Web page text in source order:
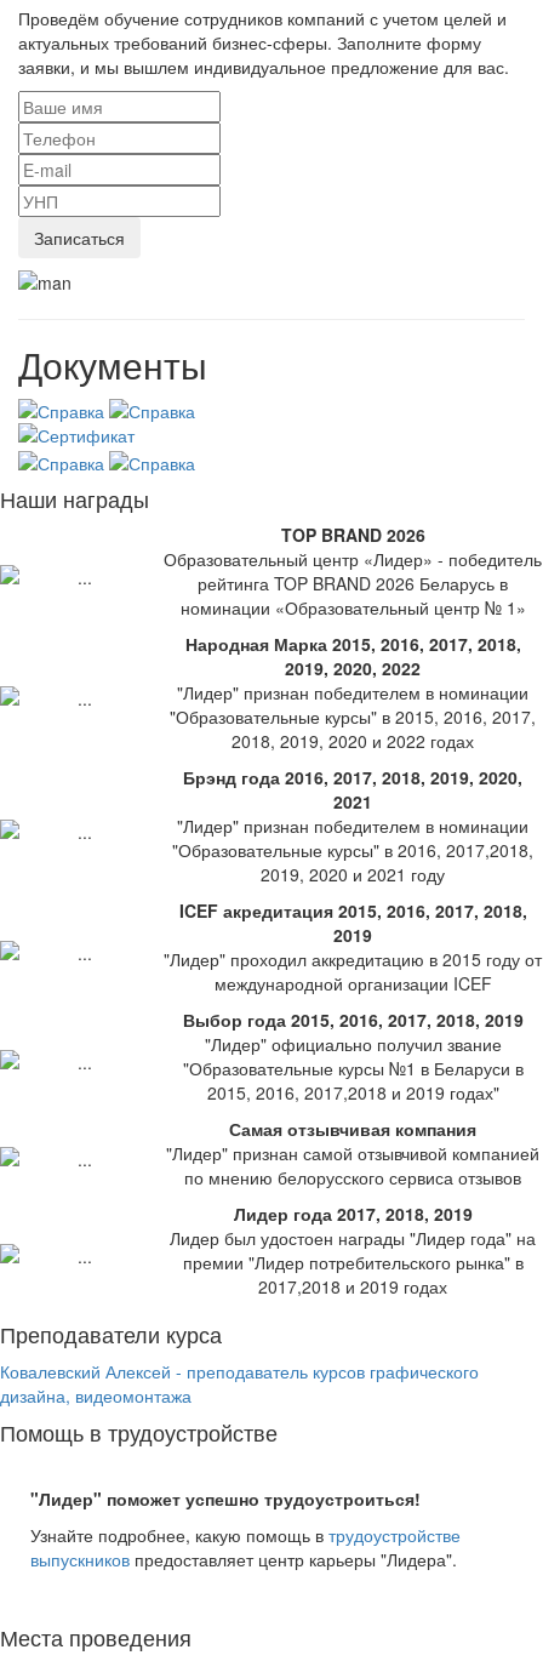
Проведём обучение сотрудников компаний с учетом целей и
актуальных требований бизнес-сферы. Заполните форму
заявки, и мы вышлем индивидуальное предложение для вас.
Документы
Наши награды
TOP BRAND 2026
Образовательный центр «Лидер» - победитель
рейтинга TOP BRAND 2026 Беларусь в
номинации «Образовательный центр № 1»
Народная Марка 2015, 2016, 2017, 2018,
2019, 2020, 2022
"Лидер" признан победителем в номинации
"Образовательные курсы" в 2015, 2016, 2017,
2018, 2019, 2020 и 2022 годах
Брэнд года 2016, 2017, 2018, 2019, 2020,
2021
"Лидер" признан победителем в номинации
"Образовательные курсы" в 2016, 2017,2018,
2019, 2020 и 2021 году
ICEF акредитация 2015, 2016, 2017, 2018,
2019
"Лидер" проходил аккредитацию в 2015 году от
международной организации ICEF
Выбор года 2015, 2016, 2017, 2018, 2019
"Лидер" официально получил звание
"Образовательные курсы №1 в Беларуси в
2015, 2016, 2017,2018 и 2019 годах"
Самая отзывчивая компания
"Лидер" признан самой отзывчивой компанией
по мнению белорусского сервиса отзывов
Лидер года 2017, 2018, 2019
Лидер был удостоен награды "Лидер года" на
премии "Лидер потребительского рынка" в
2017,2018 и 2019 годах
Преподаватели курса
Ковалевский Алексей - преподаватель курсов графического
дизайна, видеомонтажа
Помощь в трудоустройстве
"Лидер" поможет успешно трудоустроиться!
Узнайте подробнее, какую помощь в трудоустройстве
выпускников предоставляет центр карьеры "Лидера".
Места проведения